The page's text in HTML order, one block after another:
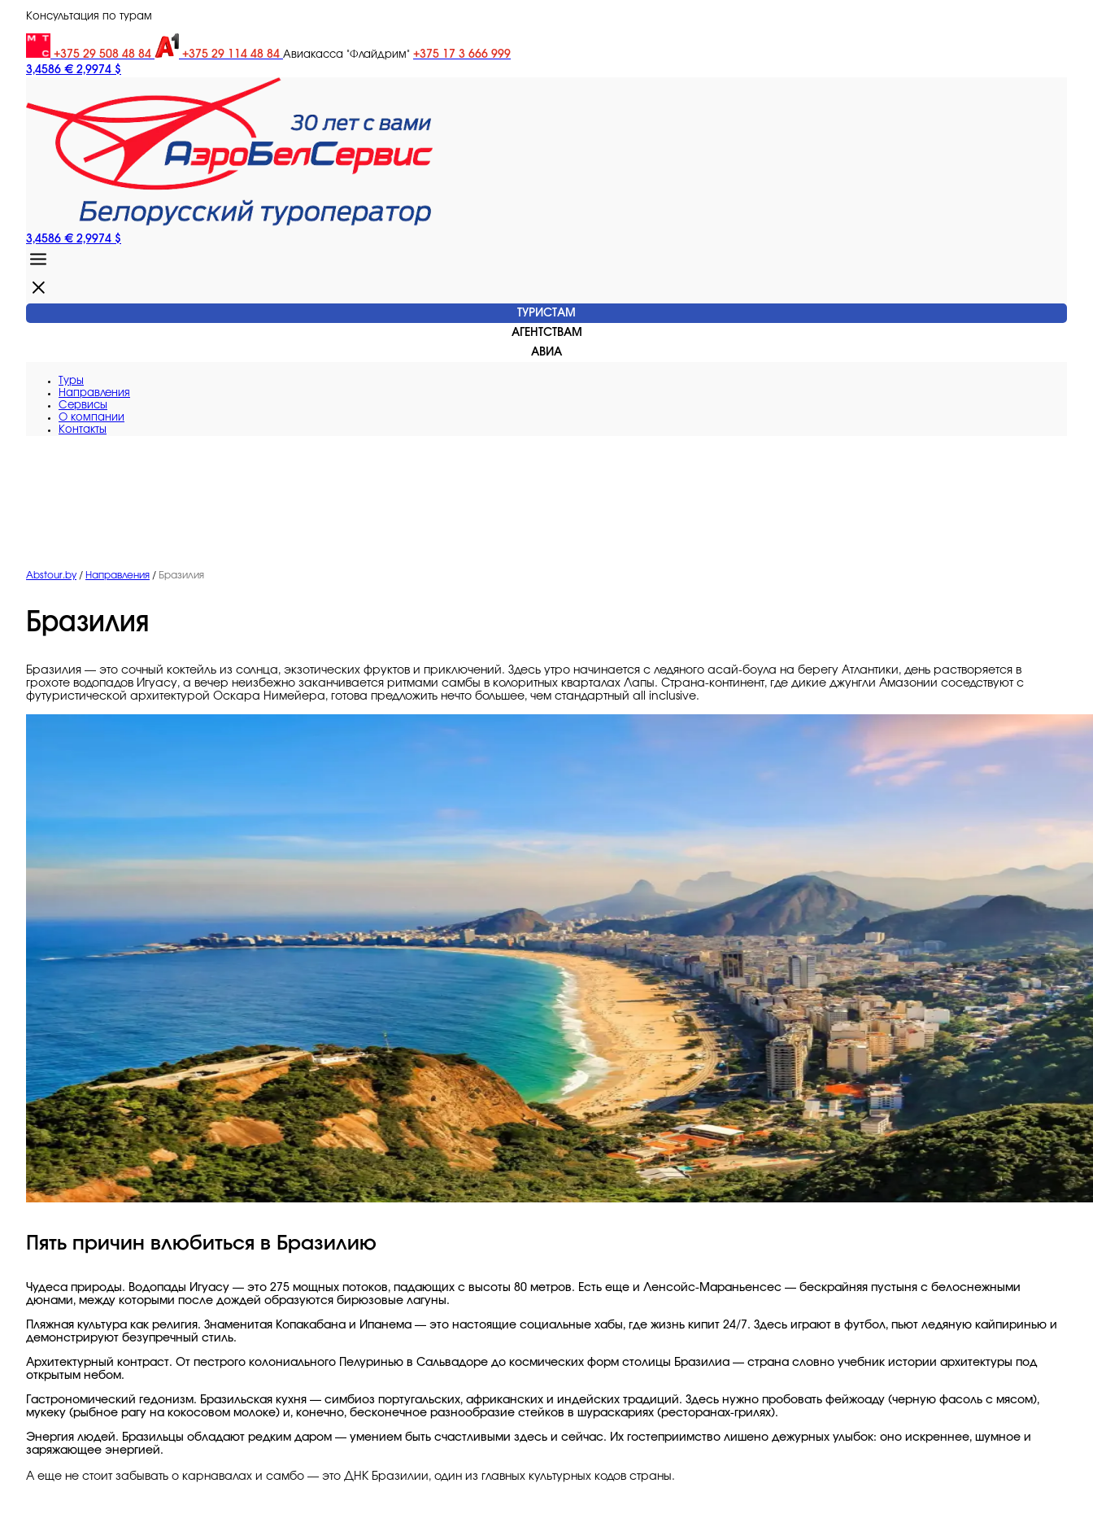
Консультация по турам
+375 29 508 48 84 +375 29 114 48 84 Авиакасса "Флайдрим" +375 17 3 666 999
3,4586 € 2,9974 $
3,4586 € 2,9974 $
ТУРИСТАМ
АГЕНТСТВАМ
АВИА
Туры
Направления
Сервисы
O компании
Контакты
Abstour.by / Направления / Бразилия
Бразилия
Бразилия — это сочный коктейль из солнца, экзотических фруктов и приключений. Здесь утро начинается с ледяного асай-боула на берегу Атлантики, день растворяется в
грохоте водопадов Игуасу, а вечер неизбежно заканчивается ритмами самбы в колоритных кварталах Лапы. Страна-континент, где дикие джунгли Амазонии соседствуют с
футуристической архитектурой Оскара Нимейера, готова предложить нечто большее, чем стандартный all inclusive.
Пять причин влюбиться в Бразилию
Чудеса природы. Водопады Игуасу — это 275 мощных потоков, падающих с высоты 80 метров. Есть еще и Ленсойс-Мараньенсес — бескрайняя пустыня с белоснежными
дюнами, между которыми после дождей образуются бирюзовые лагуны.
Пляжная культура как религия. Знаменитая Копакабана и Ипанема — это настоящие социальные хабы, где жизнь кипит 24/7. Здесь играют в футбол, пьют ледяную кайпиринью и
демонстрируют безупречный стиль.
Архитектурный контраст. От пестрого колониального Пелуринью в Сальвадоре до космических форм столицы Бразилиа — страна словно учебник истории архитектуры под
открытым небом.
Гастрономический гедонизм. Бразильская кухня — симбиоз португальских, африканских и индейских традиций. Здесь нужно пробовать фейжоаду (черную фасоль с мясом),
мукеку (рыбное рагу на кокосовом молоке) и, конечно, бесконечное разнообразие стейков в шураскариях (ресторанах-грилях).
Энергия людей. Бразильцы обладают редким даром — умением быть счастливыми здесь и сейчас. Их гостеприимство лишено дежурных улыбок: оно искреннее, шумное и
заряжающее энергией.
А еще не стоит забывать о карнавалах и самбо — это ДНК Бразилии, один из главных культурных кодов страны.